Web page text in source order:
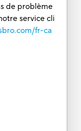
de problème
service cli
fr-ca